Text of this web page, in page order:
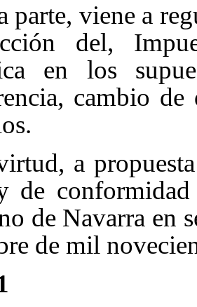
parte, viene a
del,
en los
cambio
a
de
de Navarra en
de mil